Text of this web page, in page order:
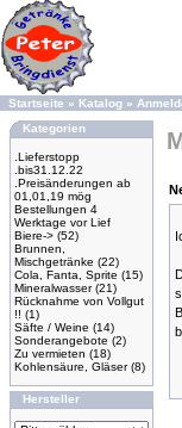
Startseite » Katalog »
Kategorien
.Lieferstopp
.bis31.12.22
.Preisänderungen ab
01,01,19 mög
Bestellungen 4
Werktage vor Lief
Biere-> (52)
Brunnen,
Mischgetränke (22)
Cola, Fanta, Sprite (15)
Mineralwasser(21)
Rücknahme von Vollgut
!! (1)
Säfte / Weine (14)
Sonderangebote (2)
Zu vermieten (18)
Kohlensäure, Gläser(8)
Hersteller